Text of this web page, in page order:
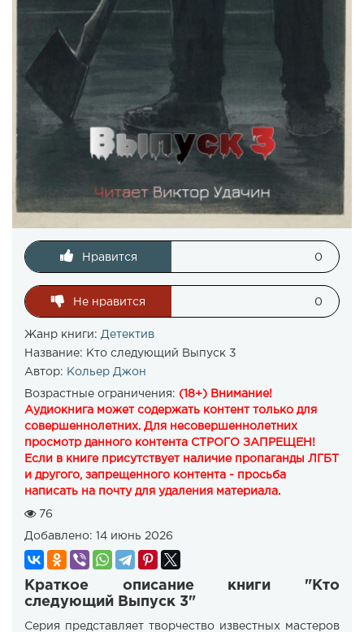
Нравится 0
Не нравится 0
Жанр книги: Детектив
Название: Кто следующий Выпуск 3
Автор: Кольер Джон
Возрастные ограничения: (18+) Внимание!
Аудиокнига может содержать контент только для
совершеннолетних. Для несовершеннолетних
просмотр данного контента СТРОГО ЗАПРЕЩЕН!
Если в книге присутствует наличие пропаганды ЛГБТ
и другого, запрещенного контента - просьба
написать на почту для удаления материала.
76
Добавлено: 14 июнь 2026
Краткое описание книги "Кто
следующий Выпуск 3"
Серия представляет творчество известных мастеров